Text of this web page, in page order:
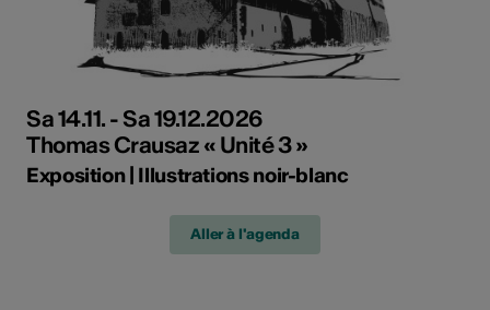
Sa 14.11. - Sa 19.12.2026
Thomas Crausaz « Unité 3 »
Exposition | Illustrations noir-blanc
Aller à l'agenda